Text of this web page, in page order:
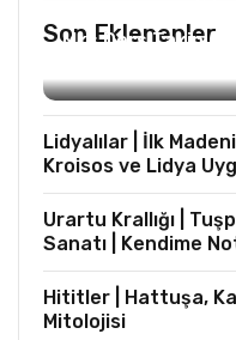
Son Eklenenler
Mks Ders Takip
Lidyalılar | İlk
Kroisos ve Lidya
Urartu Krallığı |
Sanatı | Kendime
Hititler | Hattuşa,
Mitolojisi